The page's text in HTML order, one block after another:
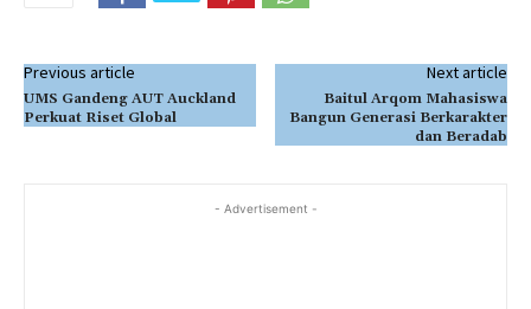
Previous article
UMS Gandeng AUT Auckland
Perkuat Riset Global
Next article
Baitul Arqom Mahasiswa
Bangun Generasi Berkarakter
dan Beradab
- Advertisement -